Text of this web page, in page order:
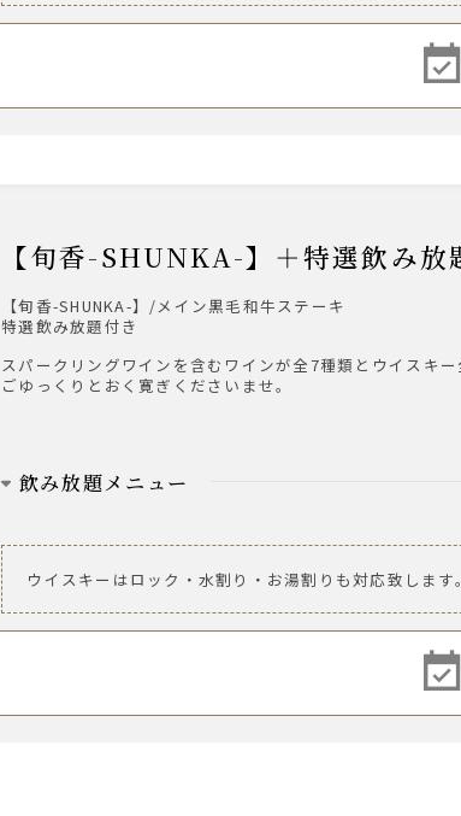
【赤２種】ヴィッラヴィアンキ ロッソ／ティリア カ
【白２種】ヴィッラヴィアンキ ビアンコ／ティリア
サワー
レモンサワー/柚子サワー/緑茶ハイ
日本酒
文楽
ライチ/オレンジ・ソーダ・ウーロン ・ グレープフルーツ
山崎梅酒/ソーダ・ロック・水割り
オレンジジュース/グレープフルーツジュース／ペプシコ
ノンアルコールビールテイスト飲料オールフリー
【旬香-SHUNKA-】＋特選飲
【旬香-SHUNKA-】/メイン黒毛和牛ステーキ
特選飲み放題付き
スパークリングワインを含むワインが全7種類とウイスキー
ごゆっくりとおく寛ぎくださいませ。
飲み放題メニュー
【泡２種】ラルス・ブリュット／エソルディオ・スプマ
【赤３種】ヴィッラヴィアンキ ロッソ／ティリア カ
【白３種】ヴィッラヴィアンキ ビアンコ／ティリア
ウイスキーはロック・水割り・お湯割りも対応致します。